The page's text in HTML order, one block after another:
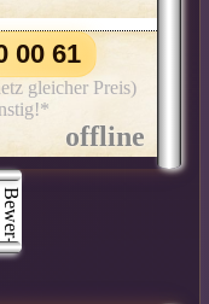
B
e
w
e
r
­
t
u
n
g
e
00 61
gleicher Preis)